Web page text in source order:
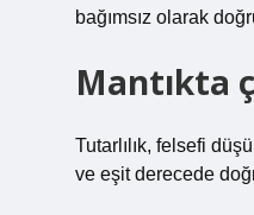
bağımsız olarak
Mantıkta
Tutarlılık, felsefi
ve eşit derecede